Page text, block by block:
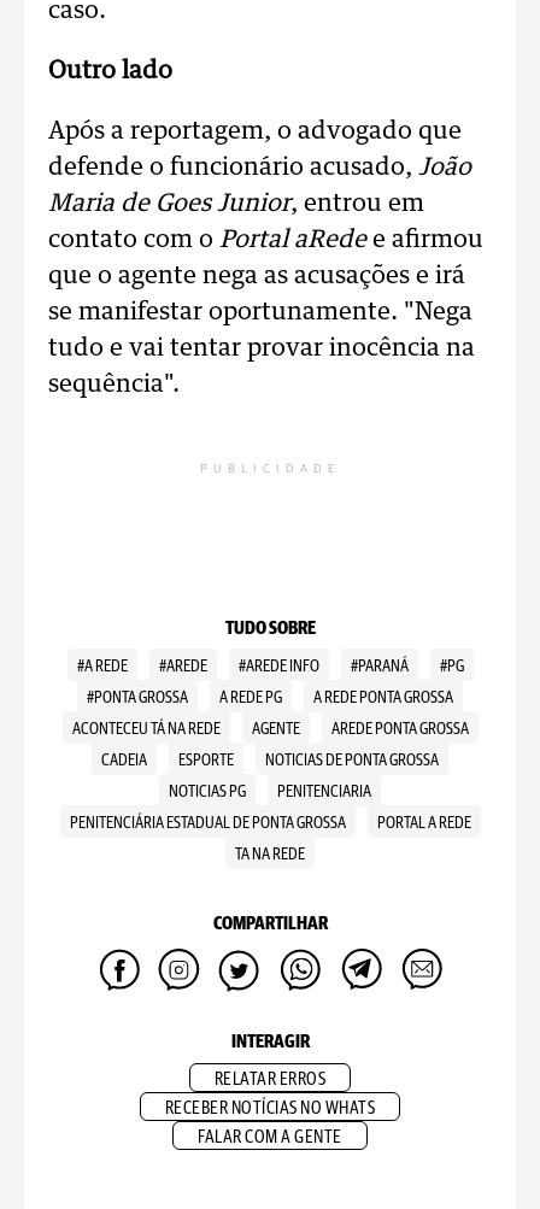
caso.
Outro lado
Após a reportagem, o advogado que
defende o funcionário acusado, João
Maria de Goes Junior, entrou em
contato com o Portal aRede e afirmou
que o agente nega as acusações e irá
se manifestar oportunamente. "Nega
tudo e vai tentar provar inocência na
sequência".
PUBLICIDADE
TUDO SOBRE
#A REDE #AREDE #AREDE INFO #PARANÁ
#PG
#PONTA GROSSA
A REDE PG
A REDE PONTA GROSSA
ACONTECEU TÁ NA REDE
AGENTE
AREDE PONTA GROSSA
CADEIA
ESPORTE
NOTICIAS DE PONTA GROSSA
NOTICIAS PG
PENITENCIARIA
PENITENCIÁRIA ESTADUAL DE PONTA GROSSA
PORTAL A REDE
TA NA REDE
COMPARTILHAR
INTERAGIR
RELATAR ERROS
RECEBER NOTÍCIAS NO WHATS
FALAR COM A GENTE